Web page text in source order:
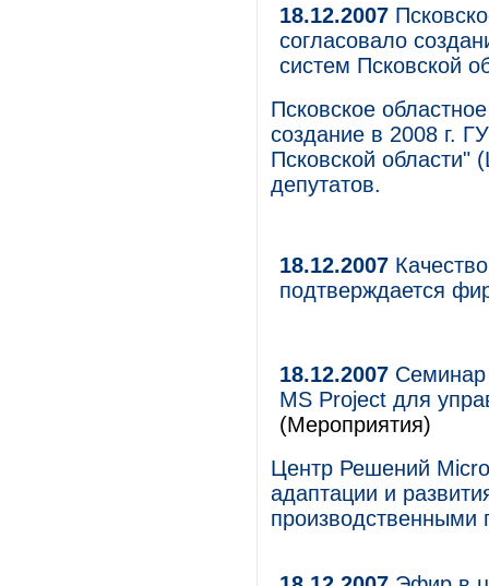
18.12.2007
согласовало
систем Псковской
Псковское
создание в 2008 г.
Псковской
депутатов.
18.12.2007
подтверждается
18.12.2007 Семинар
MS Project для
(Мероприятия)
Центр Решений
адаптации и
производственными